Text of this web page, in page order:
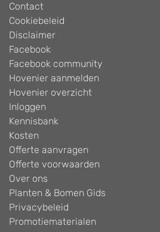
Contact
Cookiebeleid
Disclaimer
Facebook
Facebook community
Hovenier aanmelden
Hovenier overzicht
Inloggen
Kennisbank
Kosten
Offerte aanvragen
Offerte voorwaarden
Over ons
Planten & Bomen Gids
Privacybeleid
Promotiematerialen